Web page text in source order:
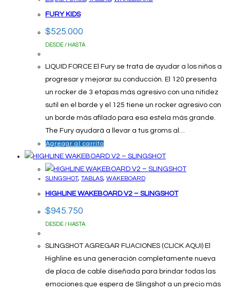
FURY KIDS
$525.000
DESDE / HASTA
LIQUID FORCE El Fury se trata de ayudar a los niños a
progresar y mejorar su conducción. El 120 presenta
un rocker de 3 etapas más agresivo con una nitidez
sutil en el borde y el 125 tiene un rocker agresivo con
un borde más afilado para esa estela más grande.
The Fury ayudará a llevar a tus groms al…
Agregar al carrito
SLINGSHOT, TABLAS, WAKEBOARD
HIGHLINE WAKEBOARD V2 – SLINGSHOT
$945.750
DESDE / HASTA
SLINGSHOT AGREGAR FIJACIONES (CLICK AQUI) El
Highline es una generación completamente nueva
de placa de cable diseñada para brindar todas las
emociones que espera de Slingshot a un precio más